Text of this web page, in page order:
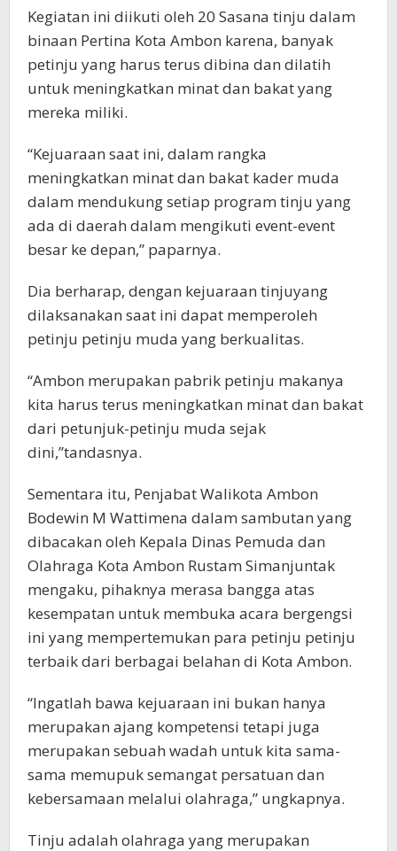
Kegiatan ini diikuti oleh 20 Sasana tinju dalam
binaan Pertina Kota Ambon karena, banyak
petinju yang harus terus dibina dan dilatih
untuk meningkatkan minat dan bakat yang
mereka miliki.
“Kejuaraan saat ini, dalam rangka
meningkatkan minat dan bakat kader muda
dalam mendukung setiap program tinju yang
ada di daerah dalam mengikuti event-event
besar ke depan,” paparnya.
Dia berharap, dengan kejuaraan tinjuyang
dilaksanakan saat ini dapat memperoleh
petinju petinju muda yang berkualitas.
“Ambon merupakan pabrik petinju makanya
kita harus terus meningkatkan minat dan bakat
dari petunjuk-petinju muda sejak
dini,”tandasnya.
Sementara itu, Penjabat Walikota Ambon
Bodewin M Wattimena dalam sambutan yang
dibacakan oleh Kepala Dinas Pemuda dan
Olahraga Kota Ambon Rustam Simanjuntak
mengaku, pihaknya merasa bangga atas
kesempatan untuk membuka acara bergengsi
ini yang mempertemukan para petinju petinju
terbaik dari berbagai belahan di Kota Ambon.
“Ingatlah bawa kejuaraan ini bukan hanya
merupakan ajang kompetensi tetapi juga
merupakan sebuah wadah untuk kita sama-
sama memupuk semangat persatuan dan
kebersamaan melalui olahraga,” ungkapnya.
Tinju adalah olahraga yang merupakan